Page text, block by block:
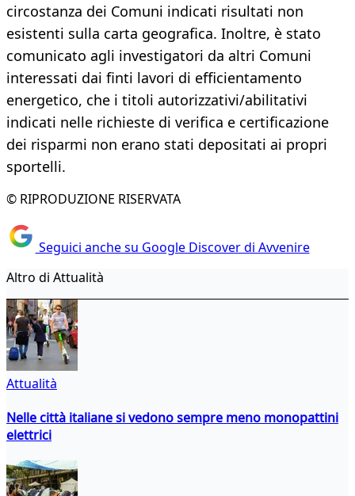
circostanza dei Comuni indicati risultati non
esistenti sulla carta geografica. Inoltre, è stato
comunicato agli investigatori da altri Comuni
interessati dai finti lavori di efficientamento
energetico, che i titoli autorizzativi/abilitativi
indicati nelle richieste di verifica e certificazione
dei risparmi non erano stati depositati ai propri
sportelli.
© RIPRODUZIONE RISERVATA
Seguici anche su Google Discover di Avvenire
Altro di Attualità
Attualità
Nelle città italiane si vedono sempre meno monopattini
elettrici